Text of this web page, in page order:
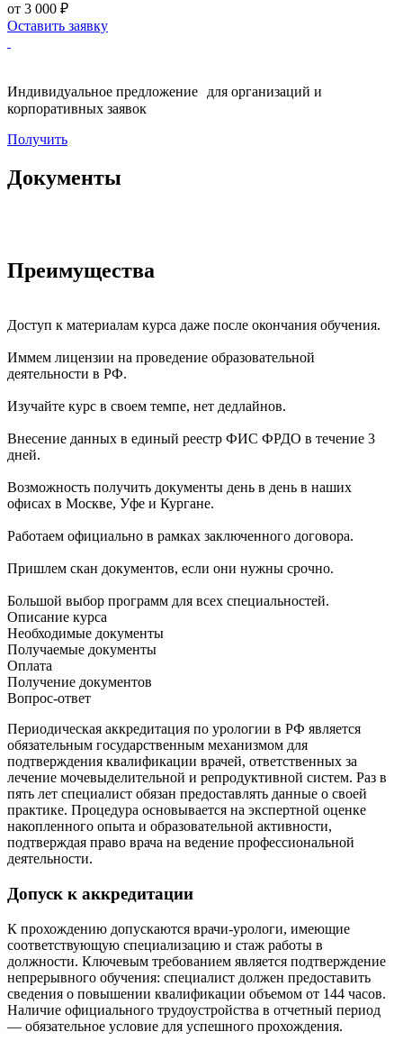
от 3 000 ₽
Оставить заявку
Индивидуальное предложение для организаций и
корпоративных заявок
Получить
Документы
Преимущества
Доступ к материалам курса даже после окончания обучения.
Иммем лицензии на проведение образовательной
деятельности в РФ.
Изучайте курс в своем темпе, нет дедлайнов.
Внесение данных в единый реестр ФИС ФРДО в течение 3
дней.
Возможность получить документы день в день в наших
офисах в Москве, Уфе и Кургане.
Работаем официально в рамках заключенного договора.
Пришлем скан документов, если они нужны срочно.
Большой выбор программ для всех специальностей.
Описание курса
Необходимые документы
Получаемые документы
Оплата
Получение документов
Вопрос-ответ
Периодическая аккредитация по урологии в РФ является
обязательным государственным механизмом для
подтверждения квалификации врачей, ответственных за
лечение мочевыделительной и репродуктивной систем. Раз в
пять лет специалист обязан предоставлять данные о своей
практике. Процедура основывается на экспертной оценке
накопленного опыта и образовательной активности,
подтверждая право врача на ведение профессиональной
деятельности.
Допуск к аккредитации
К прохождению допускаются врачи-урологи, имеющие
соответствующую специализацию и стаж работы в
должности. Ключевым требованием является подтверждение
непрерывного обучения: специалист должен предоставить
сведения о повышении квалификации объемом от 144 часов.
Наличие официального трудоустройства в отчетный период
— обязательное условие для успешного прохождения.